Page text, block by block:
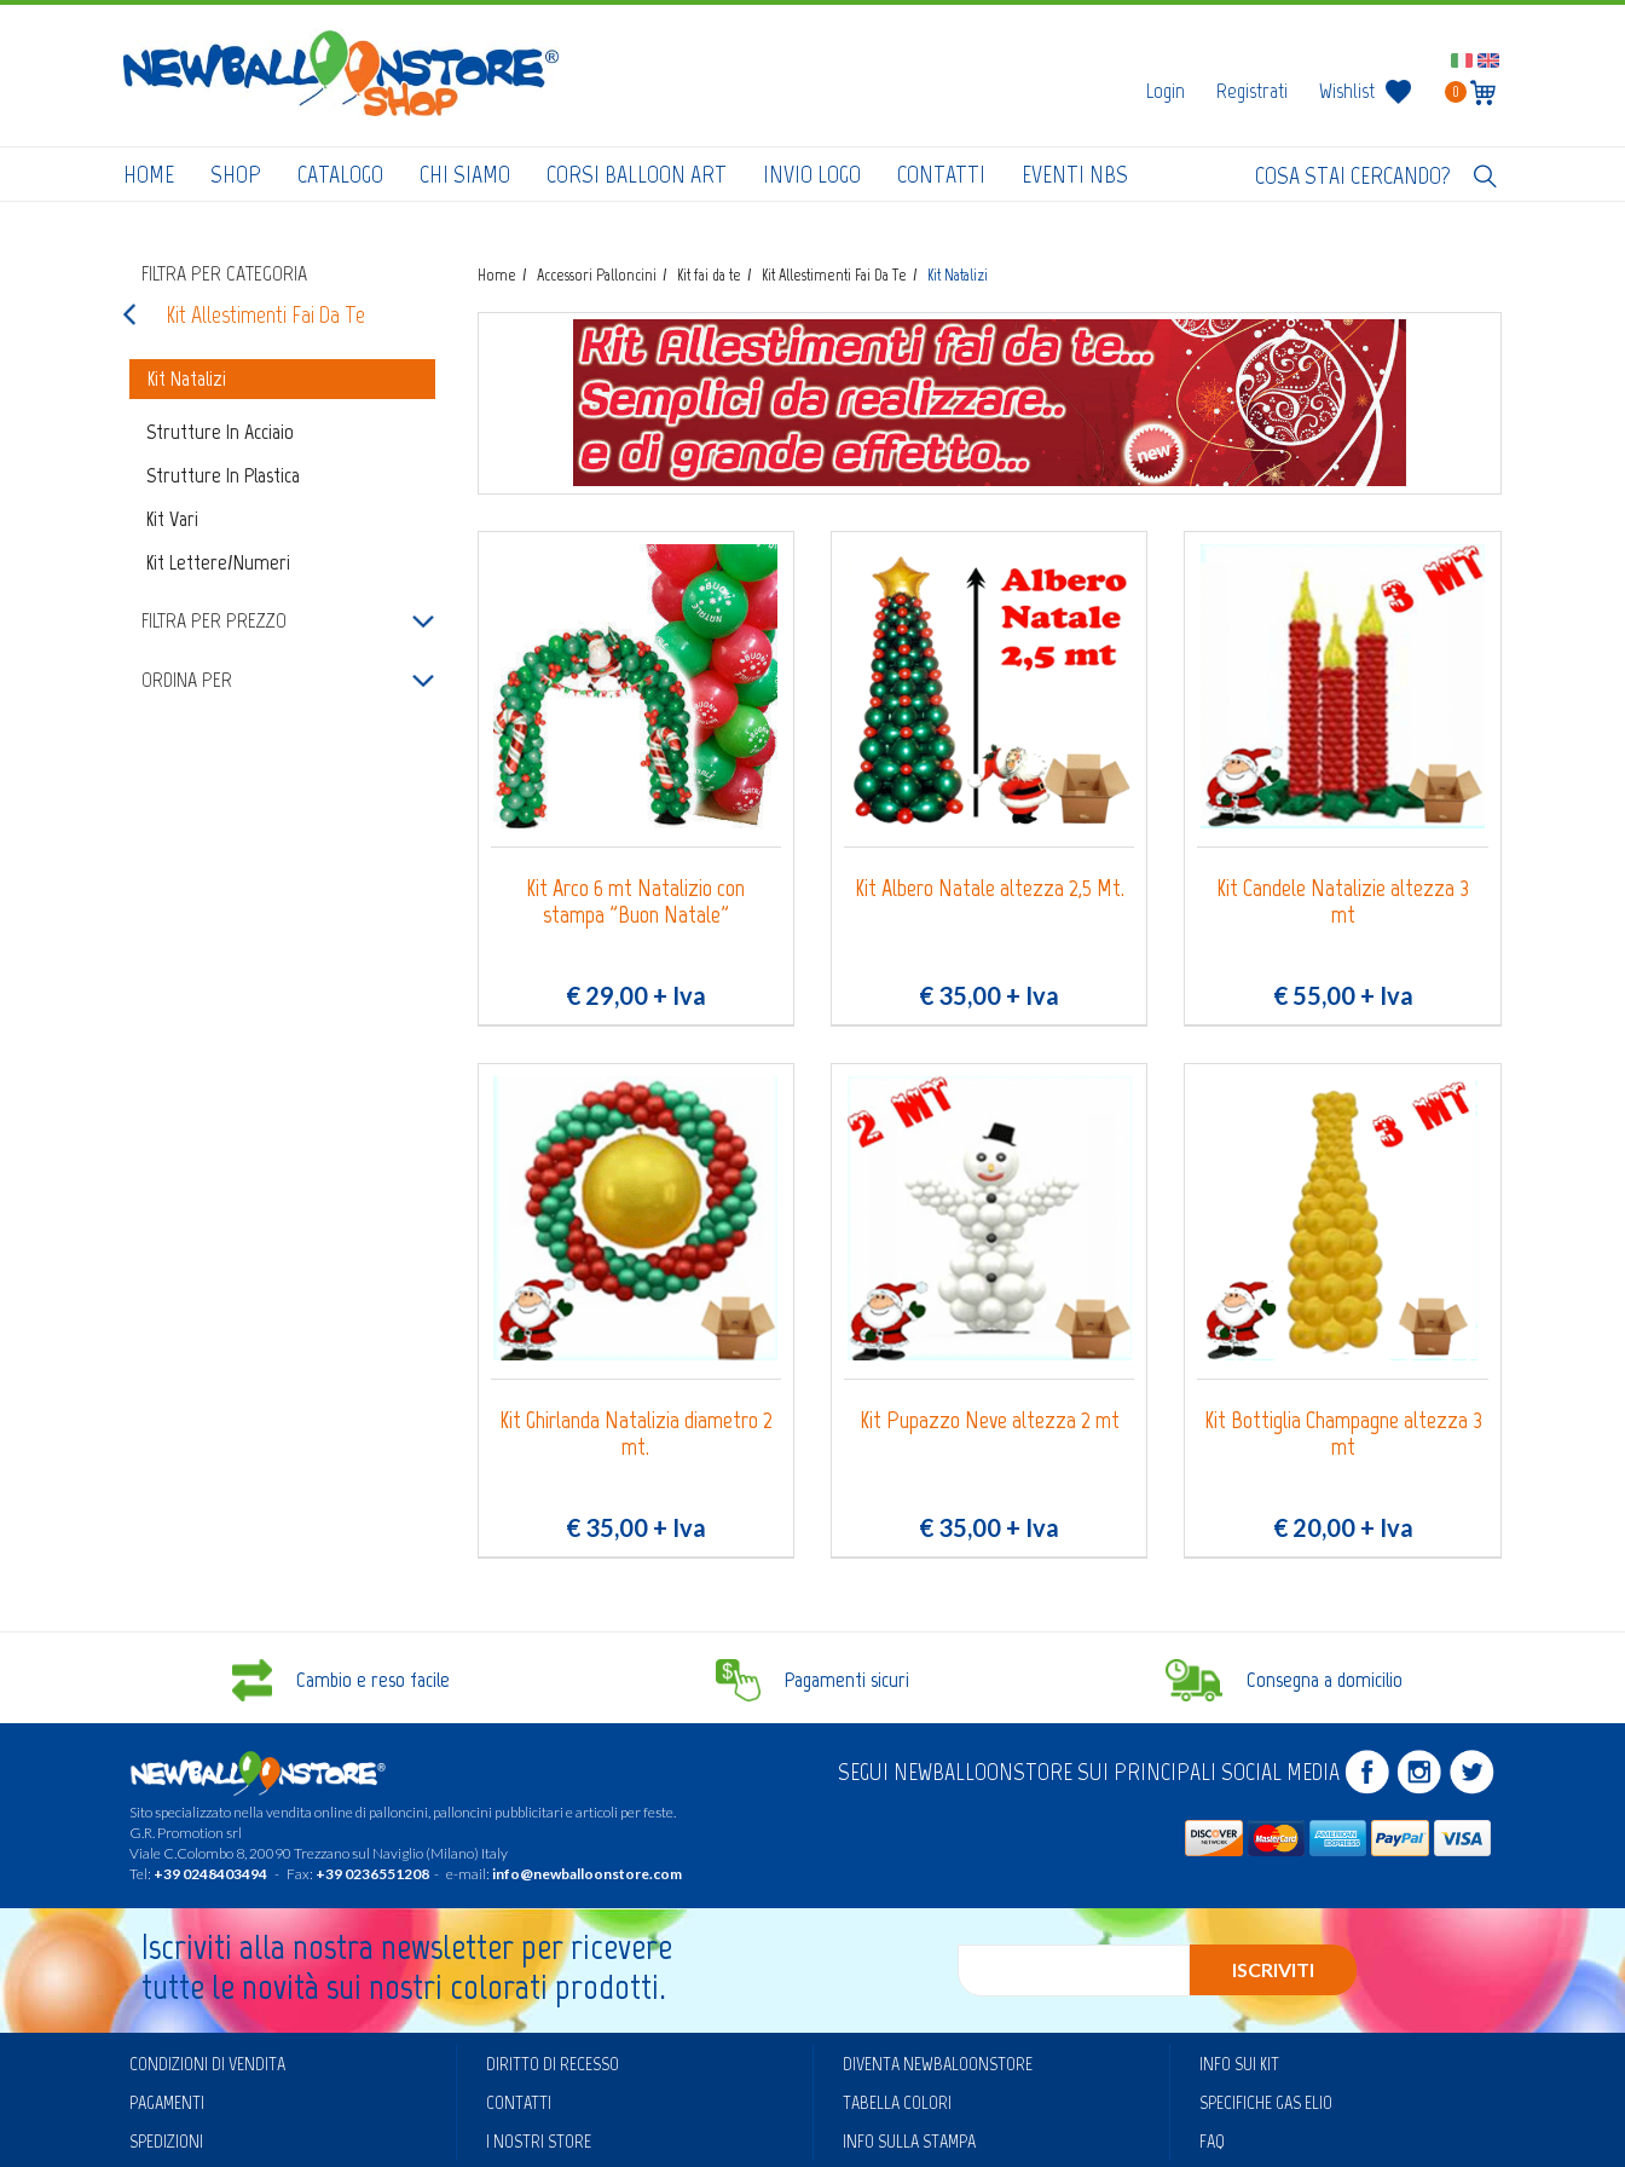
CATALOGO
CORSI BALLOON ART
INVIO LOGO
CONTATTI
EVENTI NBS
Login Registrati
0
Wishlist
Login Registrati Wishlist 0
HOME SHOP CATALOGO CHI SIAMO CORSI BALLOON ART INVIO LOGO CONTATTI EVENTI NBS
FILTRA PER CATEGORIA
Kit Allestimenti Fai Da Te
Kit Natalizi
Strutture In Acciaio
Strutture In Plastica
Kit Vari
Kit Lettere/numeri
FILTRA PER PREZZO
ORDINA PER
Home Accessori Palloncini Kit fai da te Kit Allestimenti Fai Da Te Kit Natalizi
Kit Arco 6 mt Natalizio con
stampa "Buon Natale"
€ 29,00+ Iva
Kit Albero Natale altezza 2,5 Mt.
€ 35,00 + Iva
Kit Candele Natalizie altezza 3
mt
€ 55,00+ Iva
Kit Ghirlanda Natalizia diametro 2
mt.
€ 35,00+ Iva
Kit Pupazzo Neve altezza 2 mt
€ 35,00 + Iva
Kit Bottiglia Champagne altezza 3
mt
€ 20,00+ Iva
Cambio e reso facile Pagamenti sicuri Consegna a domicilio
Sito specializzato nella vendita online di palloncini, palloncini pubblicitari e articoli per feste.
G.R. Promotion srl
Viale C.Colombo 8, 20090 Trezzano sul Naviglio (Milano) Italy
Tel: +39 0248403494 - Fax: +39 0236551208 - e-mail: info@newballoonstore.com
SEGUI NEWBALLOONSTORE SUI PRINCIPALI SOCIAL MEDIA
Iscriviti alla nostra newsletter per ricevere
tutte le novità sui nostri colorati prodotti.
ISCRIVITI
CONDIZIONI DI VENDITA
PAGAMENTI
SPEDIZIONI
DIRITTO DI RECESSO
CONTATTI
I NOSTRI STORE
DIVENTA NEWBALOONSTORE
TABELLA COLORI
INFO SULLA STAMPA
INFO SUI KIT
SPECIFICHE GAS ELIO
FAQ